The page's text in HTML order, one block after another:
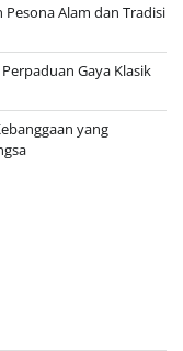
Alam dan Tradisi
Gaya Klasik
yang